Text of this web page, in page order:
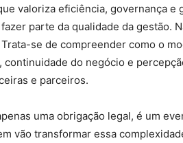
valoriza eficiência, governança
parte da qualidade da gestão.
se de compreender como o
continuidade do negócio e
e parceiros.
uma obrigação legal, é um
vão transformar essa